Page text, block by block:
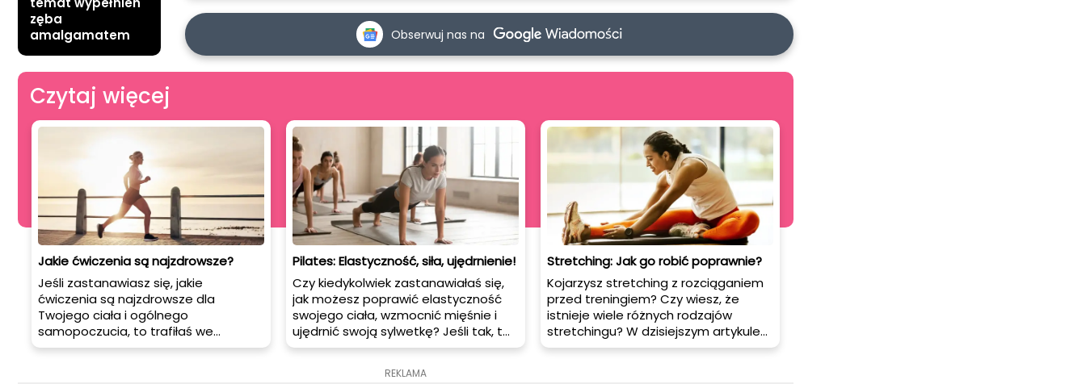
Obserwuj nas na
zęba
amalgamatem
Czytaj więcej
Jakie ćwiczenia są najzdrowsze?
Jeśli zastanawiasz się, jakie
ćwiczenia są najzdrowsze dla
Twojego ciała i ogólnego
samopoczucia, to trafiłaś we
właściwe miejsce! W dzisiejszym
Pilates: Elastyczność, siła, ujędrnienie!
Czy kiedykolwiek zastanawiałaś się,
jak możesz poprawić elastyczność
swojego ciała, wzmocnić mięśnie i
ujędrnić swoją sylwetkę? Jeśli tak, to
pilates może być idealnym
forma aktywności fizycznej, która od
Stretching: Jak go robić poprawnie?
Kojarzysz stretching z rozciąganiem
przed treningiem? Czy wiesz, że
istnieje wiele różnych rodzajów
stretchingu? W dzisiejszym artykule
dowiesz się, dlaczego warto
REKLAMA